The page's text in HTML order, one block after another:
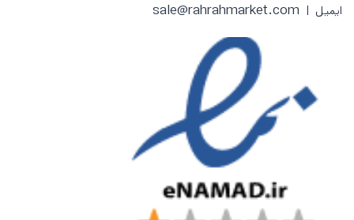
ایمیل | sale@rahrahmarket.com